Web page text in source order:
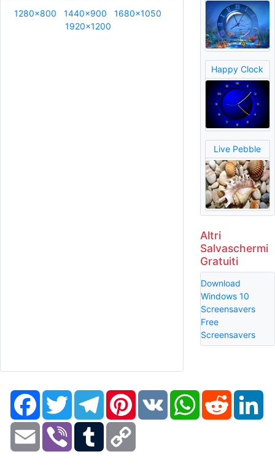
1280x800 1440x900
1680x1050
1920x1200
Happy Clock
Live Pebble
Altri
Salvaschermi
Gratuiti
Download
Windows 10
Screensavers
Free
Screensavers
FacebookTwitter TelegramPinterestVK WhatsAppReddit
Email Viber Tumblr